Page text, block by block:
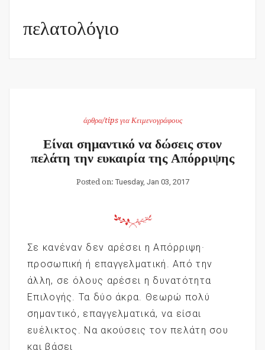
πελατολόγιο
άρθρα/tips για Κειμενογράφους
Είναι σημαντικό να δώσεις στον
πελάτη την ευκαιρία της Απόρριψης
Posted on: Tuesday, Jan 03, 2017
Σε κανέναν δεν αρέσει η Απόρριψη·
προσωπική ή επαγγελματική. Από την
άλλη, σε όλους αρέσει η δυνατότητα
Επιλογής. Τα δύο άκρα. Θεωρώ πολύ
σημαντικό, επαγγελματικά, να είσαι
ευέλικτος. Να ακούσεις τον πελάτη σου
και βάσει